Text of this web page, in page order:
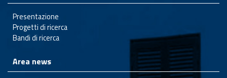
Presentazione
Progetti di ricerca
Bandi di ricerca
Area news